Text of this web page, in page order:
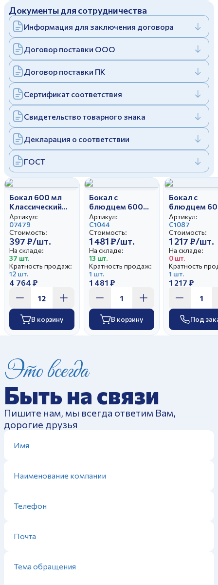
Отправить
Заполняя и отправляя форму, вы соглашаетесь
cполитикой конфиденциальности
Заполняя и отправляя форму, вы соглашаетесь
cполитикой конфиденциальности
Дулевский фарфоровый завод ©
Политика конфиденциальности
Документы для сотрудничества
Информация для заключения договора
Договор поставки ООО
Договор поставки ПК
Сертификат соответствия
Свидетельство товарного знака
Декларация о соответствии
ГОСТ
Бокал 600 мл
Классический
Джентельмены
Артикул:
07479
Стоимость:
397 ₽/шт.
На складе:
37 шт.
Кратность продаж:
12 шт.
4 764 ₽
В корзину
Бокал с
блюдцем 600
мл Классический
Пейзаж
Артикул:
С1044
Стоимость:
1 481 ₽/шт.
На складе:
13 шт.
Кратность продаж:
1 шт.
1 481 ₽
В корзину
Бокал с
блюдцем
мл
Артикул:
С1087
Стоимость:
1 217 ₽/шт.
На складе:
0 шт.
Кратность
1 шт.
1 217 ₽
Под
Это всегда
Быть на связи
Пишите нам, мы всегда ответим Вам,
дорогие друзья